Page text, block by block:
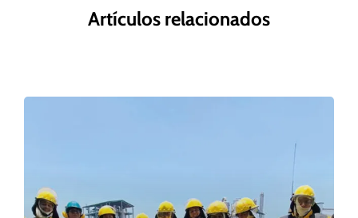
Artículos relacionados